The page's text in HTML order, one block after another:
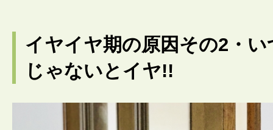
イヤイヤ期の原因その2・
じゃないとイヤ!!